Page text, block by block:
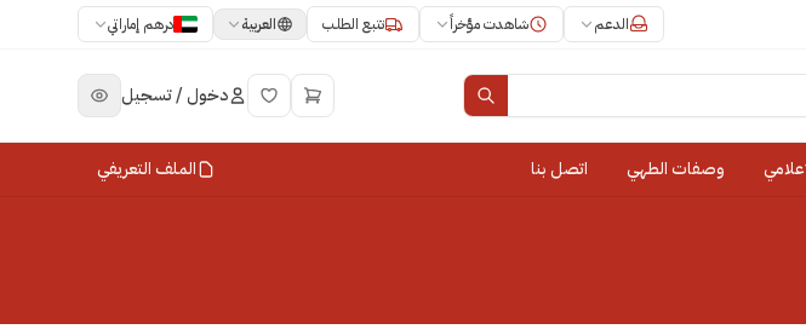
الدعم شاهدت مؤخراً تتبع الطلب العربية درهم إماراتي
دخول / تسجيل
وصفات الطهي اتصل بنا الملف التعريفي